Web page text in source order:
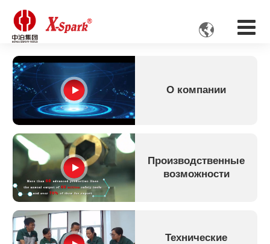

О компании
Производственные
возможности
Технические